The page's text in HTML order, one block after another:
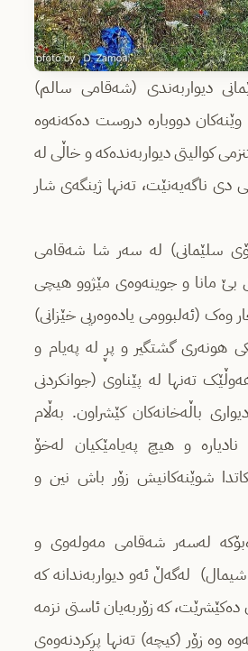
دیواربەندی (شەقامی سالم)
دووبارە دروست دەکەنەوە
کوالیتی دیواربەندەکە و خاڵی لە
ناگەیەنێت، تەنها ژینگەی شار
سلێمانی) لە سەر شا شەقامی
بێ مانا و جوینەوەی مێژوو هیچی
وەک (ئەلبوومی یادەوەریی خێزانی)
هونەری گشتگیر و پڕ لە پەیام و
تەنها لە پێناوی (جوانکردنی
باڵەخانەکان کێشراون. بەڵام
و هیچ پەیامێکیان لەخۆ
شوێنەکانیش زۆر باش نین و
لەسەر شەقامی مەولەوی و
لەگەڵ ئەو دیواربەندانە کە
دەکێشرێت، کە زۆربەیان ئاستی نزمە
وە زۆر (کیچە) تەنها پڕکردنەوەی